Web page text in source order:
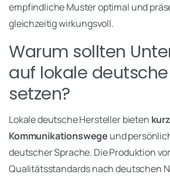
empfindliche Muster optimal und
gleichzeitig wirkungsvoll.
Warum sollten
auf lokale
setzen?
Lokale deutsche Hersteller bieten
Kommunikationswege und
deutscher Sprache. Die Produktion
Qualitätsstandards nach deutschen